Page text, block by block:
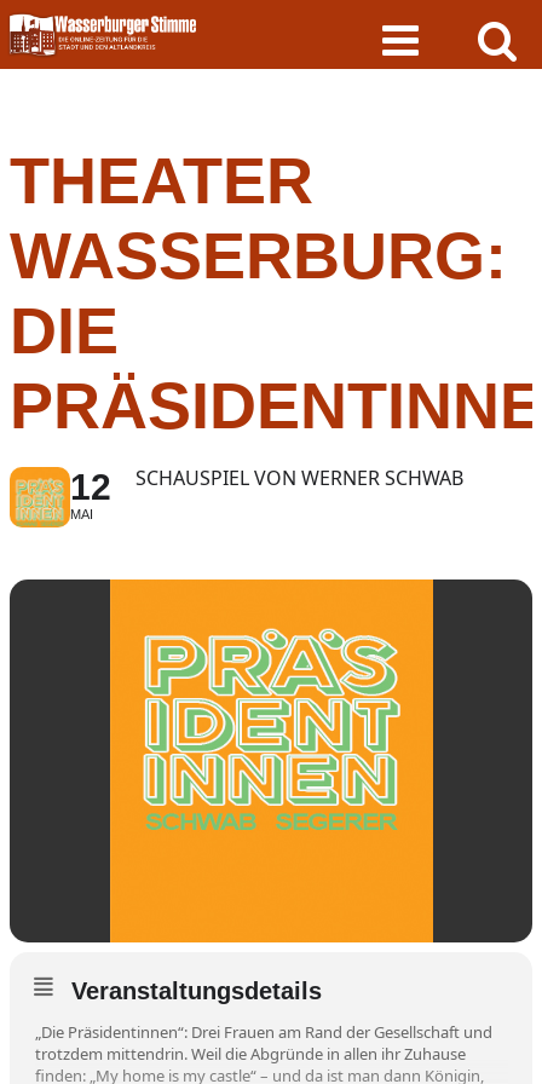
Skip
to
content
THEATER
WASSERBURG:
DIE
12
MAI
SCHAUSPIEL VON WERNER SCHWAB
Veranstaltungsdetails
„Die Präsidentinnen“: Drei Frauen am Rand der Gesellschaft und
trotzdem mittendrin. Weil die Abgründe in allen ihr Zuhause
finden: „My home is my castle“ – und da ist man dann Königin,